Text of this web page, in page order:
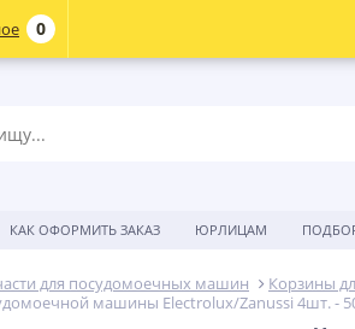
КАК ОФОРМИТЬ ЗАКАЗ ЮРЛИЦАМ
для посудомоечных машин
Корзины
машины Electrolux/Zanussi 4шт. -
0